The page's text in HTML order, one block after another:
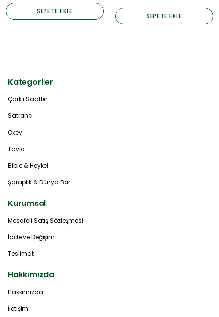
SEPETE EKLE
SEPETE EKLE
Kategoriler
Çarklı Saatler
Satranç
Okey
Tavla
Biblo & Heykel
Şaraplık & Dünya Bar
Kurumsal
Mesafeli Satış Sözleşmesi
İade ve Değişim
Teslimat
Hakkımızda
Hakkımızda
İletişim